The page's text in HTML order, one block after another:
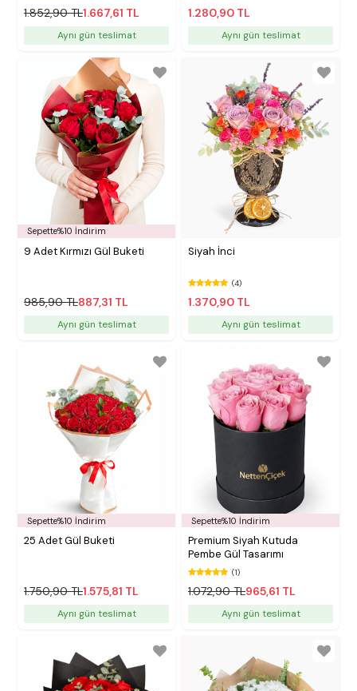
1.852,90 TL1.667,61 TL
Aynı gün teslimat
1.280,90 TL
Aynı gün teslimat
Sepette%10 İndirim
9 Adet Kırmızı Gül Buketi
985,90 TL887,31 TL
Aynı gün teslimat
Siyah İnci
(4)
1.370,90 TL
Aynı gün teslimat
Sepette%10 İndirim
25 Adet Gül Buketi
1.750,90 TL1.575,81 TL
Aynı gün teslimat
Sepette%10 İndirim
Premium Siyah Kutuda
Pembe Gül Tasarımı
(1)
1.072,90 TL965,61 TL
Aynı gün teslimat